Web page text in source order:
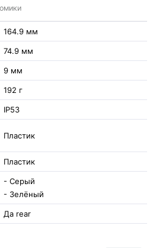
164.9 мм
74.9 мм
9 мм
192 г
IP53
Пластик
Пластик
- Серый
- Зелёный
Да rear